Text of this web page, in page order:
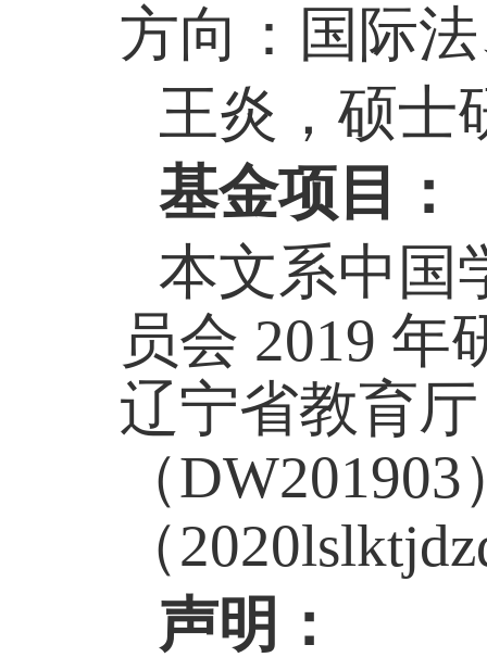
方向：国际
王炎，硕士
基金项目：
本文系中国
员会 2019
辽宁省教育
（
（
声明：